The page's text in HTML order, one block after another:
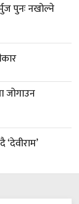
पुनः नखोल्ने
जोगाउन
‘देवीराम’